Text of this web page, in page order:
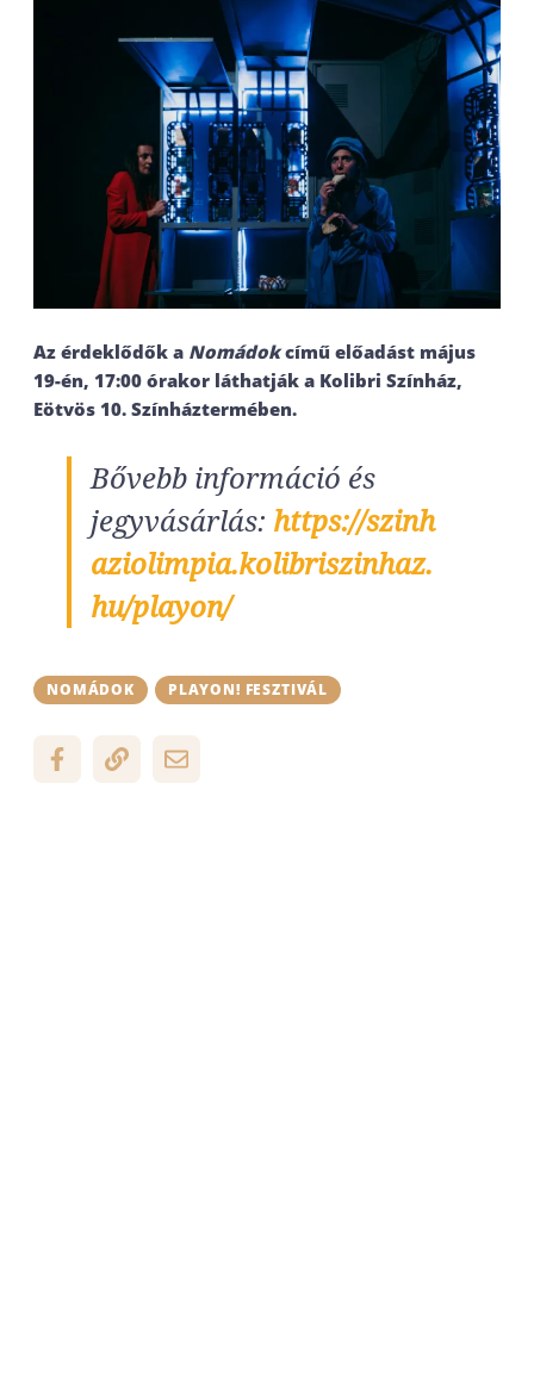
Az érdeklődők a Nomádokcímű előadást május
19-én, 17:00 órakor láthatják a Kolibri Színház,
Eötvös 10. Színháztermében.
Bővebb információ és
jegyvásárlás: https://szinh
aziolimpia.kolibriszinhaz.
hu/playon/
NOMÁDOK PLAYON! FESZTIVÁL